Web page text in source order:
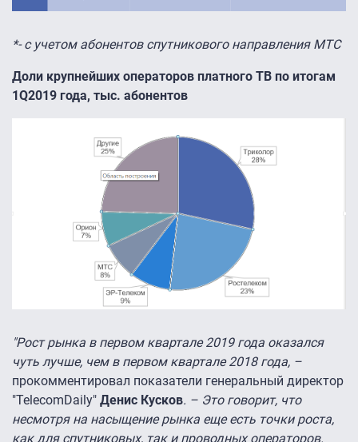
*- с учетом абонентов спутникового направления МТС
Доли крупнейших операторов платного ТВ по итогам
1Q2019 года, тыс. абонентов
"Рост рынка в первом квартале 2019 года оказался
чуть лучше, чем в первом квартале 2018 года, –
прокомментировал показатели генеральный директор
"TelecomDaily" Денис Кусков. – Это говорит, что
несмотря на насыщение рынка еще есть точки роста,
как для спутниковых, так и проводных операторов.